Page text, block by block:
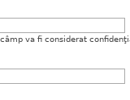
va fi considerat